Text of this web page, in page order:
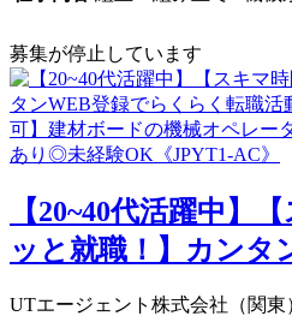
募集が停止しています
【20~40代活躍中】
ッと就職！】カンタ
UTエージェント株式会社（関東